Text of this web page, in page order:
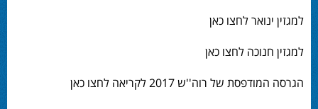
למגזין ינואר לחצו כאן
למגזין חנוכה לחצו כאן
הגרסה המודפסת של רוה''ש 2017 לקריאה לחצו כאן